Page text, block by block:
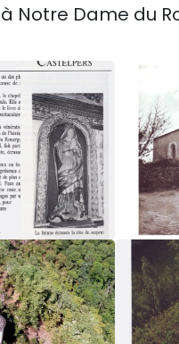
Notre Dame du